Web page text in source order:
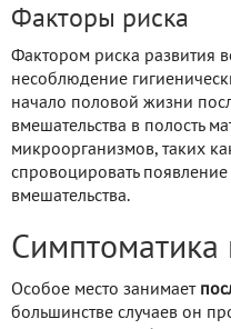
Факторы риска
Фактором риска развития
несоблюдение
начало половой жизни
вмешательства в полость
микроорганизмов, таких
спровоцировать
вмешательства.
Симптоматика
Особое место занимает
большинстве случаев он